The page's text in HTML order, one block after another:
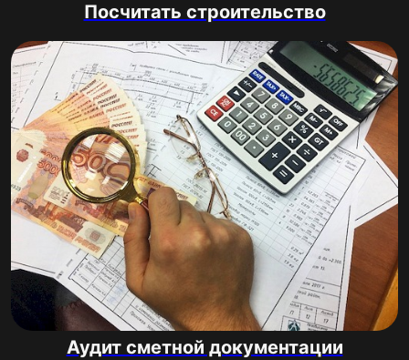
Посчитать строительство
Аудит сметной документации